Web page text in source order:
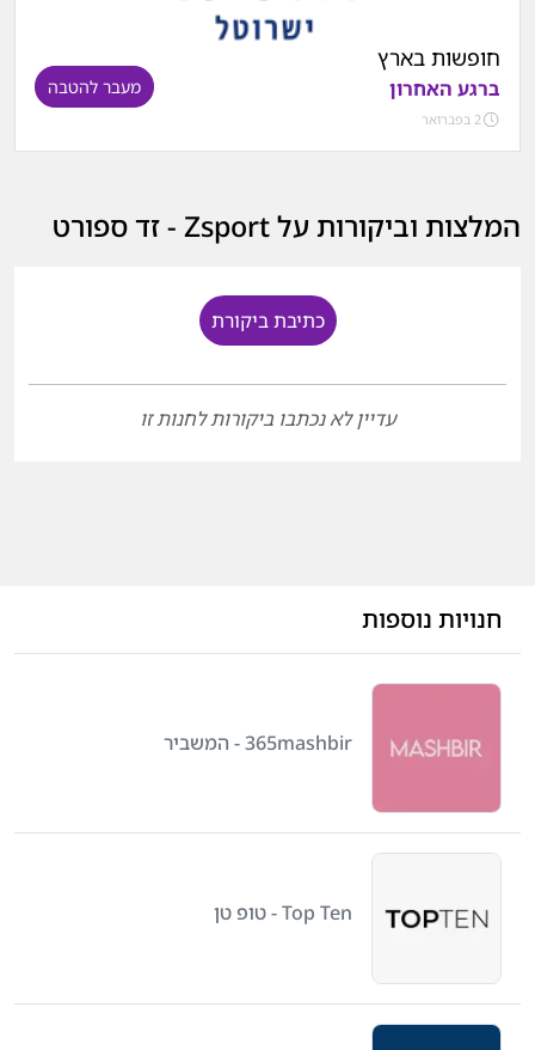
חופשות בארץ
ברגע האחרון
2 בפברואר
מעבר להטבה
המלצות וביקורות על Zsport - זד ספורט
כתיבת ביקורת
עדיין לא נכתבו ביקורות לחנות זו
חנויות נוספות
365mashbir - המשביר
Top Ten - טופ טן